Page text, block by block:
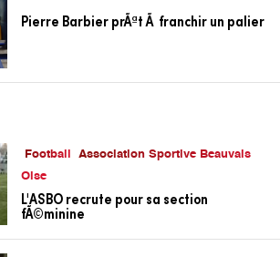
Pierre Barbier prÃªt Ã franchir un palier
Football
Association Sportive Beauvais
Oise
L'ASBO recrute pour sa section
fÃ©minine